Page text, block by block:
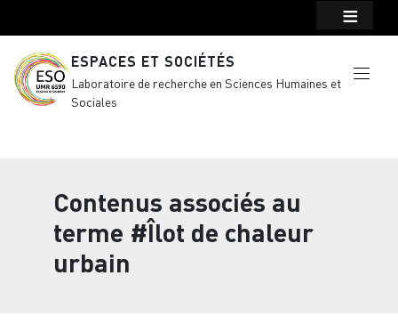
ESPACES ET SOCIÉTÉS
Laboratoire de recherche en Sciences Humaines et
Sociales
Contenus associés au
terme #Îlot de chaleur
urbain